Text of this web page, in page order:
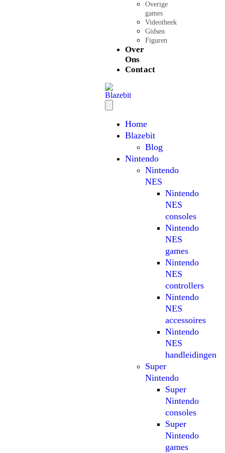
Overige
games
Videotheek
Gidsen
Figuren
Over
Ons
Contact
Home
Blazebit
Blog
Nintendo
Nintendo
NES
Nintendo
NES
consoles
Nintendo
NES
games
Nintendo
NES
controllers
Nintendo
NES
accessoires
Nintendo
NES
handleidingen
Super
Nintendo
Super
Nintendo
consoles
Super
Nintendo
games